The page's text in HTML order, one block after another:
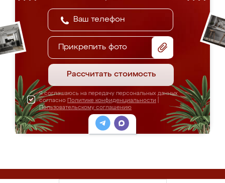
Прикрепить фото
Рассчитать стоимость
Я соглашаюсь на передачу персональных данных
согласно Политике конфиденциальности
Пользовательскому соглашению